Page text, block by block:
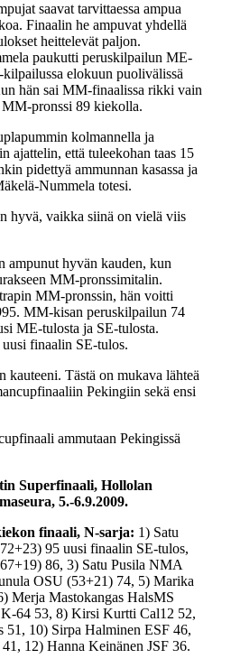
saavat tarvittaessa ampua
Finaalin he ampuvat yhdellä
heittelevät paljon.
paukutti peruskilpailun ME-
elokuun puolivälissä
hän sai MM-finaalissa rikki vain
pronssi 89 kiekolla.
kolmannella ja
ajattelin, että tuleekohan taas 15
pidettyä ammunnan kasassa ja
Nummela totesi.
hyvä, vaikka siinä on vielä viis
ampunut hyvän kauden, kun
MM-pronssimitalin.
MM-pronssin, hän voitti
MM-kisan peruskilpailun 74
ME-tulosta ja SE-tulosta.
finaalin SE-tulos.
kauteeni. Tästä on mukava lähteä
Pekingiin sekä ensi
ammutaan Pekingissä
Superfinaali, Hollolan
5.-6.9.2009.
finaali, N-sarja: 1) Satu
95 uusi finaalin SE-tulos,
86, 3) Satu Pusila NMA
OSU (53+21) 74, 5) Marika
Merja Mastokangas HalsMS
64 53, 8) Kirsi Kurtti Cal12 52,
10) Sirpa Halminen ESF 46,
12) Hanna Keinänen JSF 36.